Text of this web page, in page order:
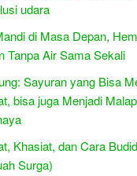
udara
di Masa Depan,
Tanpa Air Sama Sekali
Sayuran yang Bisa
bisa juga Menjadi
Khasiat, dan Cara
Surga)